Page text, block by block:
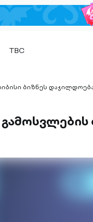
TBC
ბიზნეს დაჯილდოება